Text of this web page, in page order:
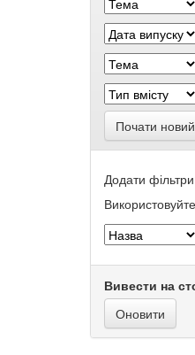
Почати
Додати
Вивести на